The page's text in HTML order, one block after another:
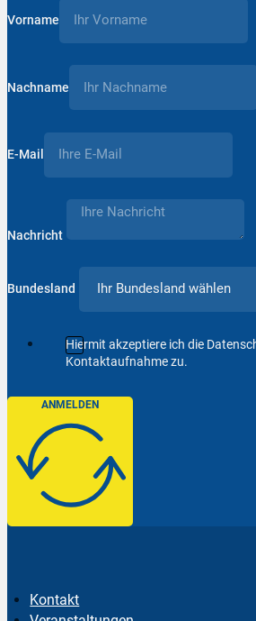
Vorname
Nachname
E-Mail
Nachricht
Bundesland
Hiermit akzeptiere ich die
Kontaktaufnahme zu.
ANMELDEN
Kontakt